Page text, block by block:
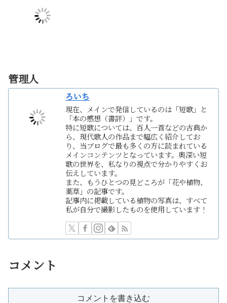
管理人
ろいち
現在、メインで発信しているのは「短歌」と
「本の感想（書評）」です。
特に短歌については、百人一首などの古典か
ら、現代歌人の作品まで幅広く紹介してお
り、当ブログで最も多くの方に読まれている
メインコンテンツとなっています。奥深い短
歌の世界を、私なりの視点で分かりやすくお
伝えしています。
また、もうひとつの見どころが「花や植物、
薬草」の記事です。
記事内に掲載している植物の写真は、すべて
私が自分で撮影したものを使用しています！
コメント
コメントを書き込む